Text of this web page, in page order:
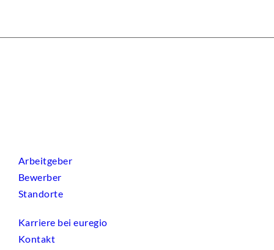
Arbeitgeber
Bewerber
Standorte
Karriere bei euregio
Kontakt